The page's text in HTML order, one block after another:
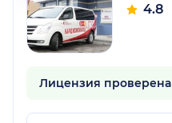
4.8
Лицензия проверена